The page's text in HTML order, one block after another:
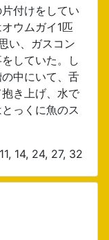
付けをしてい
ウムガイ1匹
い、ガスコン
していた。し
中にいて、舌
き上げ、水で
っくに魚のス
14, 24, 27, 32